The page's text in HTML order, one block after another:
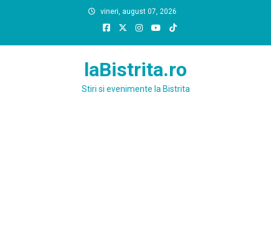
vineri, august 07, 2026
laBistrita.ro
Stiri si evenimente la Bistrita